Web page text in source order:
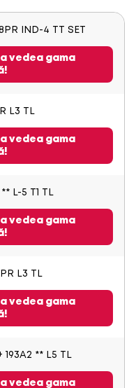
IND-4 TT SET
vedea gama
L3 TL
vedea gama
L-5 T1 TL
vedea gama
L3 TL
vedea gama
193A2 ** L5 TL
vedea gama